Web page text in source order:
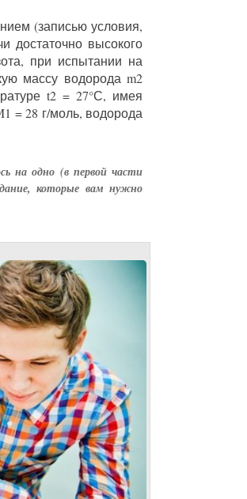
(записью условия,
достаточно высокого
при испытании на
массу водорода m2
t2 = 27°С, имея
= 28 г/моль, водорода
на одно (в первой части
которые вам нужно